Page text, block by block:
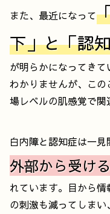
また、最近になって
下」と「認
が明らかになってき
わかりませんが、こ
場レベルの肌感覚で関
白内障と認知症は一見
外部から受け
れています。目から
の刺激も減ってしま